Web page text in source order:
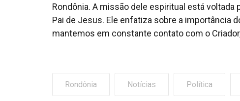
Rondônia. A missão dele espiritual está voltada
Pai de Jesus. Ele enfatiza sobre a importância
mantemos em constante contato com o
Rondônia Notícias Política